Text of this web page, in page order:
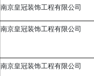
南京皇冠装饰工程有限公司
南京皇冠装饰工程有限公司
南京皇冠装饰工程有限公司